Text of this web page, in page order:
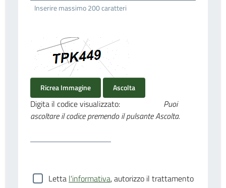
Inserire massimo 200 caratteri
Ricrea Immagine Ascolta
Digita il codice visualizzato:
Puoi
ascoltare il codice premendo il pulsante Ascolta.
Letta l'informativa, autorizzo il trattamento